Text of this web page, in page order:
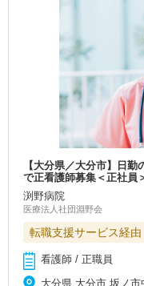
【大分県／大分市】日
で正看護師募集＜正社員
渕野病院
医療法人社団淵野会
転職支援サービス経由
看護師 / 正職員
大分県 大分市 坂ノ市